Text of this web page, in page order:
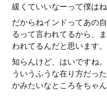
緩くていいなーって僕は
だからねインドってあの
るって言われてるから、
われてるんだと思います。
知らんけど、はいですね
ういうふうな在り方だっ
かみたいなところをちゃ